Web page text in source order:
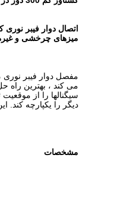
میزهای چرخشی و
مفصل دوار فیبر نوری
می کند ، بهترین راه
سیگنالها را از
دیگر را یکپارچه
مشخصات